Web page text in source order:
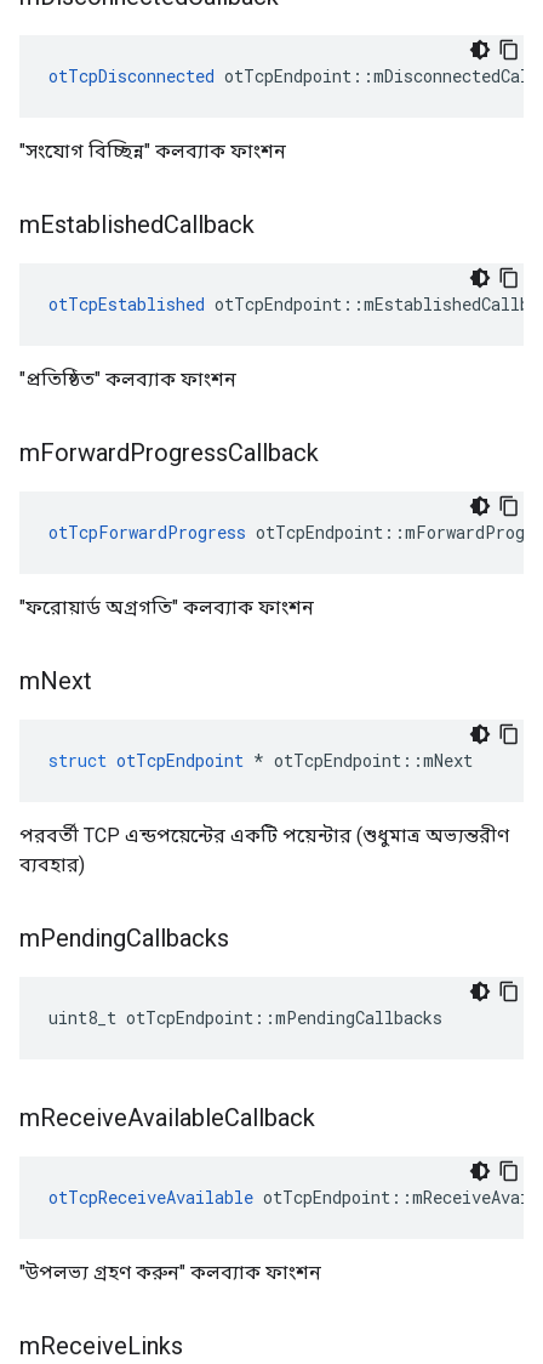
otTcpDisconnected otTcpEndpoint ::
"সংযোগ বিচ্ছিন্ন" কলব্যাক ফাংশন
mEstablishedCallback
otTcpEstablished otTcpEndpoint ::
"প্রতিষ্ঠিত" কলব্যাক ফাংশন
mForwardProgressCallback
otTcpForwardProgress otTcpEndpoint ::
"ফরোয়ার্ড অগ্রগতি" কলব্যাক ফাংশন
mNext
struct otTcpEndpoint * otTcpEndpoint ::mNext
পরবর্তী TCP এন্ডপয়েন্টের একটি পয়েন্টার (শুধুমাত্র অভ্যন্তরীণ
ব্যবহার)
mPendingCallbacks
uint8_t otTcpEndpoint ::mPendingCallbacks
mReceiveAvailableCallback
otTcpReceiveAvailable otTcpEndpoint ::
"উপলভ্য গ্রহণ করুন" কলব্যাক ফাংশন
mReceiveLinks